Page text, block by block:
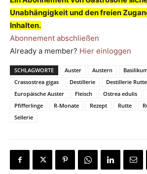
Unabhängigkeit und den freien
Inhalten.
Abonnement abschließen
Already a member? Hier einloggen
SCHLAGWORTE Auster Austern
Crassostrea gigas
Destillerie Destillerie Rutte
Europäische Auster
Fleisch Ostrea edulis
Pfifferlinge
R-Monate Rezept Rutte
Sellerie